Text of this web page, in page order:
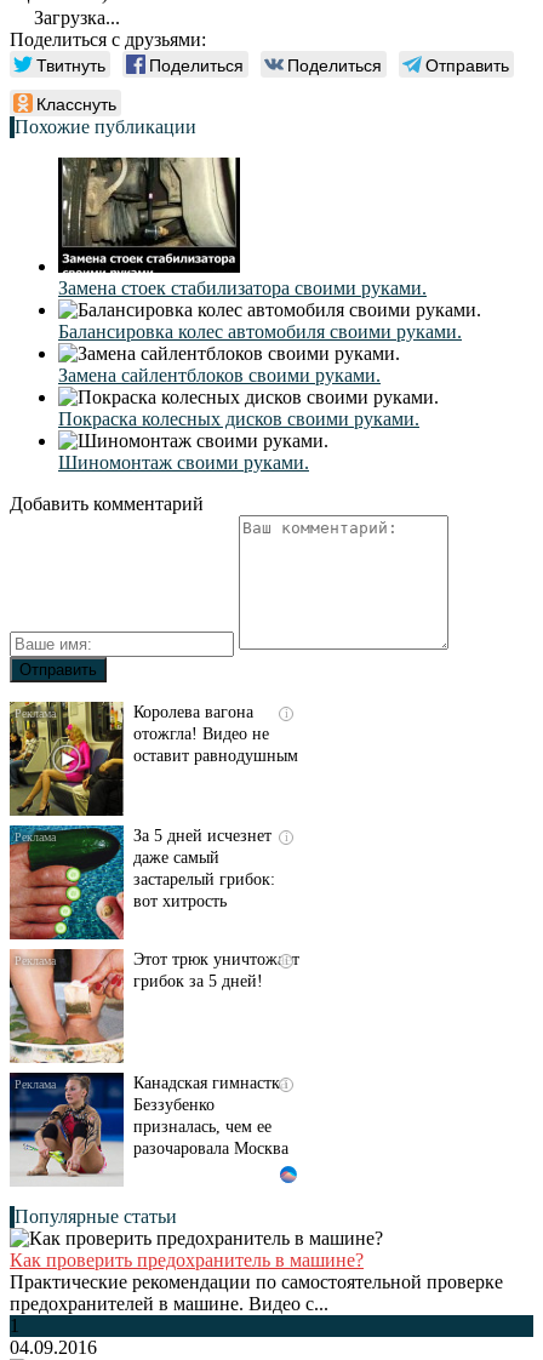
Загрузка...
Поделиться с друзьями:
Твитнуть Поделиться Поделиться
Отправить
Класснуть
Похожие публикации
Замена стоек стабилизатора своими руками.
Балансировка колес автомобиля своими руками.
Замена сайлентблоков своими руками.
Покраска колесных дисков своими руками.
Шиномонтаж своими руками.
Добавить комментарий
i
Королева вагона
отожгла! Видео не
оставит равнодушным
i
За 5 дней исчезнет
даже самый
застарелый грибок:
вот хитрость
i
Этот трюк уничтожает
грибок за 5 дней!
i
Канадская гимнастка
Беззубенко
призналась, чем ее
разочаровала Москва
Популярные статьи
Как проверить предохранитель в машине?
Практические рекомендации по самостоятельной проверке
предохранителей в машине. Видео с...
1
04.09.2016